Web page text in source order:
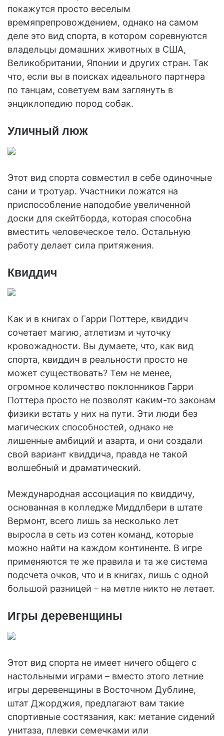
покажутся просто веселым
времяпрепровождением, однако на самом
деле это вид спорта, в котором соревнуются
владельцы домашних животных в США,
Великобритании, Японии и других стран. Так
что, если вы в поисках идеального партнера
по танцам, советуем вам заглянуть в
энциклопедию пород собак.
Уличный люж
Этот вид спорта совместил в себе одиночные
сани и тротуар. Участники ложатся на
приспособление наподобие увеличенной
доски для скейтборда, которая способна
вместить человеческое тело. Остальную
работу делает сила притяжения.
Квиддич
Как и в книгах о Гарри Поттере, квиддич
сочетает магию, атлетизм и чуточку
кровожадности. Вы думаете, что, как вид
спорта, квиддич в реальности просто не
может существовать? Тем не менее,
огромное количество поклонников Гарри
Поттера просто не позволят каким-то законам
физики встать у них на пути. Эти люди без
магических способностей, однако не
лишенные амбиций и азарта, и они создали
свой вариант квиддича, правда не такой
волшебный и драматический.
Международная ассоциация по квиддичу,
основанная в колледже Миддлбери в штате
Вермонт, всего лишь за несколько лет
выросла в сеть из сотен команд, которые
можно найти на каждом континенте. В игре
применяются те же правила и та же система
подсчета очков, что и в книгах, лишь с одной
большой разницей – на метле никто не летает.
Игры деревенщины
Этот вид спорта не имеет ничего общего с
настольными играми – вместо этого летние
игры деревенщины в Восточном Дублине,
штат Джорджия, предлагают вам такие
спортивные состязания, как: метание сидений
унитаза, плевки семечками или